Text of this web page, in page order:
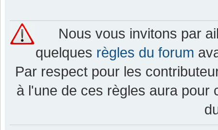
Nous vous invitons par
quelques règles du forum
Par respect pour les
à l'une de ces règles aura pour